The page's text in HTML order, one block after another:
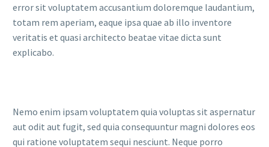
error sit voluptatem accusantium doloremque laudantium,
totam rem aperiam, eaque ipsa quae ab illo inventore
veritatis et quasi architecto beatae vitae dicta sunt
explicabo.
Nemo enim ipsam voluptatem quia voluptas sit aspernatur
aut odit aut fugit, sed quia consequuntur magni dolores eos
qui ratione voluptatem sequi nesciunt. Neque porro